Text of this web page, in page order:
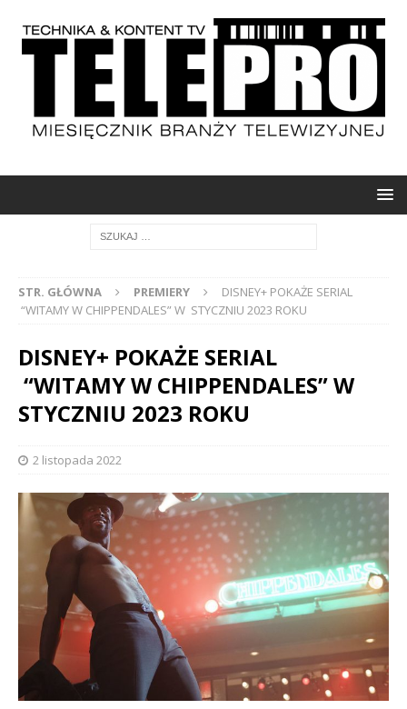
STR. GŁÓWNA PREMIERY
DISNEY+ POKAŻE SERIAL
“WITAMY W CHIPPENDALES” W STYCZNIU 2023 ROKU
DISNEY+ POKAŻE SERIAL
“WITAMY W CHIPPENDALES” W
STYCZNIU 2023 ROKU
2 listopada 2022